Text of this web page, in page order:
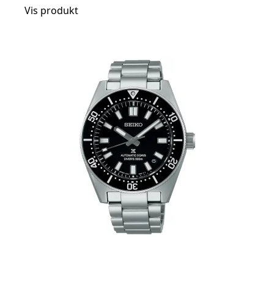
Vis produkt